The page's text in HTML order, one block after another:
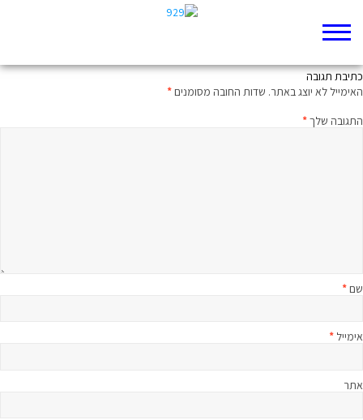
כתיבת תגובה
האימייל לא יוצג באתר. שדות החובה מסומנים*
התגובה שלך*
שם*
אימייל *
אתר